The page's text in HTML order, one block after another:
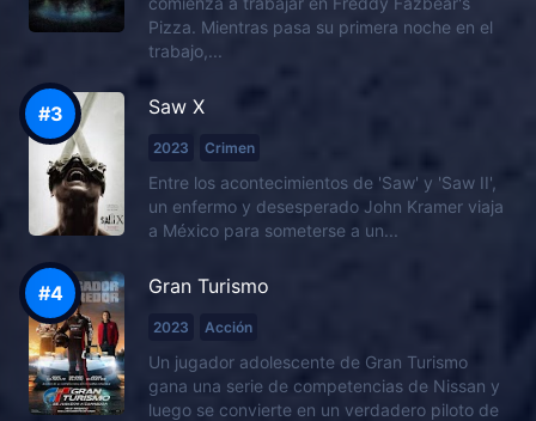
Pizza. Mientras pasa su primera noche en el
trabajo,...
Saw X
2023 Crimen
Entre los acontecimientos de 'Saw' y 'Saw II',
un enfermo y desesperado John Kramer viaja
a México para someterse a un...
Gran Turismo
2023 Acción
Un jugador adolescente de Gran Turismo
gana una serie de competencias de Nissan y
luego se convierte en un verdadero piloto de